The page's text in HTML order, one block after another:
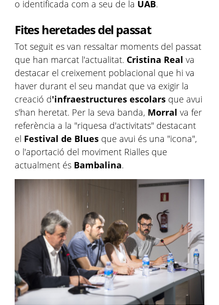
o identificada com a seu de la UAB.
Fites heretades del passat
Tot seguit es van ressaltar moments del passat
que han marcat l'actualitat. Cristina Real va
destacar el creixement poblacional que hi va
haver durant el seu mandat que va exigir la
creació d'infraestructures escolars que avui
s'han heretat. Per la seva banda, Morral va fer
referència a la "riquesa d'activitats" destacant
el Festival de Blues que avui és una "icona",
o l'aportació del moviment Rialles que
actualment és Bambalina.